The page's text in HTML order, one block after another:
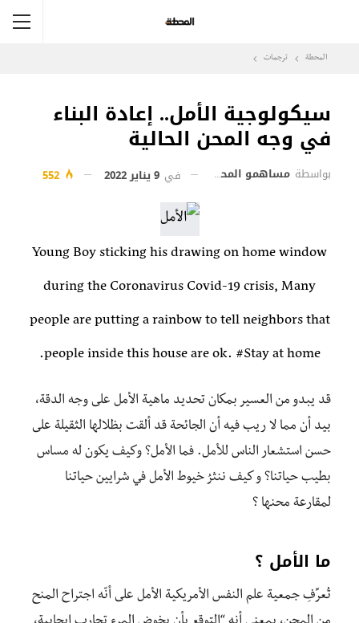
المحطة ترجمات
سيكولوجية الأمل.. إعادة البناء
في وجه المحن الحالية
بواسطة مساهمو المحطة في 9 يناير 2022
Young Boy sticking his drawing on home window
during the Coronavirus Covid-19 crisis, Many
people are putting a rainbow to tell neighbors that
people inside this house are ok. #Stay at home.
قد يبدو من العسير بمكان تحديد ماهية الأمل على وجه الدقة،
بيد أن مما لا ريب فيه أن الجائحة قد ألقت بظلالها الثقيلة على
حسن استشعار الناس للأمل. فما الأمل؟ وكيف يكون له مساس
بطيب حياتنا؟ و كيف ننثرُ خيوط الأمل في شرايين حياتنا
لمقارعة محنها ؟
ما الأمل ؟
تُعرِّفِ جمعية علم النفس الأمريكية الأمل على أنّه اجتراح المنح